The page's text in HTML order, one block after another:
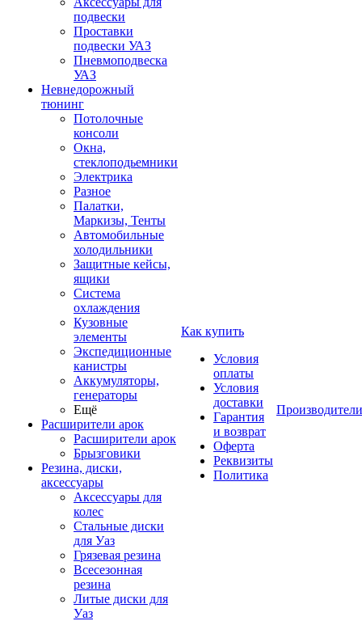
подвески
Проставки
подвески УАЗ
Пневмоподвеска
УАЗ
Невнедорожный
тюнинг
Потолочные
консоли
Окна,
стеклоподьемники
Электрика
Разное
Палатки,
Маркизы, Тенты
Автомобильные
холодильники
Защитные кейсы,
ящики
Система
охлаждения
Кузовные
элементы
Экспедиционные
канистры
Аккумуляторы,
генераторы
Ещё
Расширители арок
Расширители арок
Брызговики
Резина, диски,
аксессуары
Аксессуары для
колес
Стальные диски
для Уаз
Грязевая резина
Всесезонная
резина
Литые диски для
Уаз
Как купить
Условия
оплаты
Условия
доставки
Гарантия
и возврат
Оферта
Реквизиты
Политика
Производители